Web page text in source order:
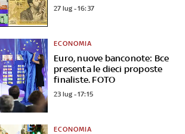
27 lug - 16:37
Euro, nuove banconote: Bce
presenta le dieci proposte
finaliste. FOTO
ECONOMIA
23 lug - 17:15
ECONOMIA